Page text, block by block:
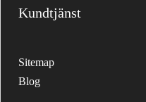
Kundtjänst
Sitemap
Blog